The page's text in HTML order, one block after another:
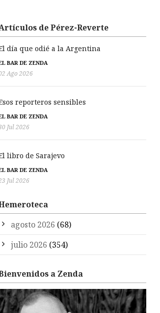
de Pérez-Reverte
día que odié a la Argentina
BAR DE ZENDA
Ago 2026
reporteros sensibles
BAR DE ZENDA
Jul 2026
libro de Sarajevo
BAR DE ZENDA
Jul 2026
agosto 2026 (68)
julio 2026 (354)
a Zenda